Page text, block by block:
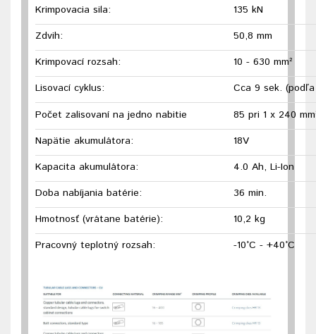
Krimpovacia sila:
135 kN
Zdvih:
50,8 mm
Krimpovací rozsah:
10 - 630 mm²
Lisovací cyklus:
Počet zalisovaní na jedno nabitie
Cca 9 sek.
85 pri 1 x 240
Napätie akumulátora:
18V
Kapacita akumulátora:
4.0 Ah, Li-Ion
Doba nabíjania batérie:
36 min.
Hmotnosť (vrátane batérie):
10,2 kg
Pracovný teplotný rozsah:
-10°C - +40°C